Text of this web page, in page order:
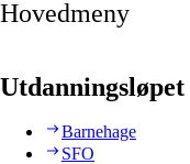
Hovedmeny
Utdanningsløpet
Barnehage
SFO